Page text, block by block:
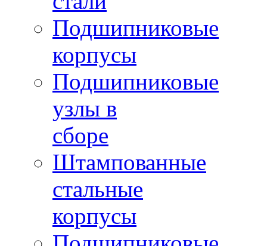
Подшипниковые
корпусы
Подшипниковые
узлы в
сборе
Штампованные
стальные
корпусы